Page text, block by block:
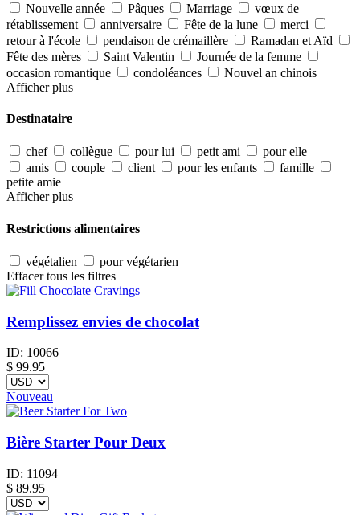
Nouvelle année
Pâques Marriage
vœux de
rétablissement
anniversaire Fête de la lune
merci
retour à l'école
pendaison de crémaillère
Ramadan et Aïd
Fête des mères
Saint Valentin
Journée de la femme
occasion romantique
condoléances
Nouvel an chinois
Afficher plus
Destinataire
chef collègue pour lui petit ami
pour elle
amis
couple client pour les enfants
famille
petite amie
Afficher plus
Restrictions alimentaires
végétalien
pour végétarien
Effacer tous les filtres
Remplissez envies de chocolat
ID: 10066
$ 99.95
Nouveau
Bière Starter Pour Deux
ID: 11094
$ 89.95